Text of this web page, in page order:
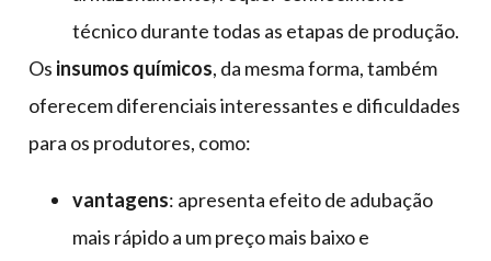
técnico durante todas as etapas de produção.
Os insumos químicos, da mesma forma, também
oferecem diferenciais interessantes e dificuldades
para os produtores, como:
vantagens: apresenta efeito de adubação
mais rápido a um preço mais baixo e